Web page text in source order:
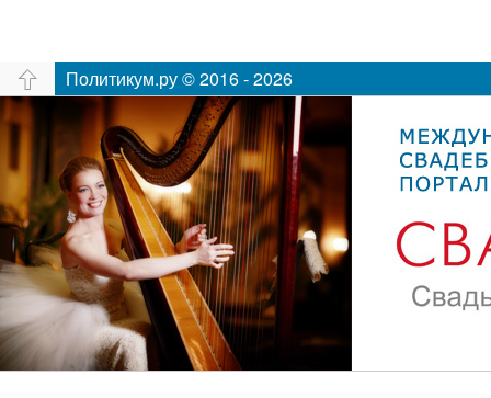
Политикум.ру © 2016 - 2026